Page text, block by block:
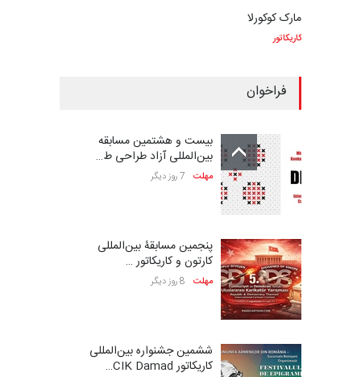
مارک کوکورلا
کاریکاتور
فراخوان
بیست و هشتمین مسابقه
بین‌المللی آزاد طراحی ط…
مهلت 7 روز دیگر
پنجمین مسابقۀ بین‌المللی
کارتون و کاریکاتور …
مهلت 8 روز دیگر
ششمین جشنواره بین‌المللی
کاریکاتور CIK Damad…